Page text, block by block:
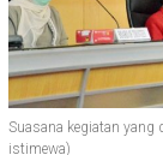
Suasana kegiatan yang
istimewa)